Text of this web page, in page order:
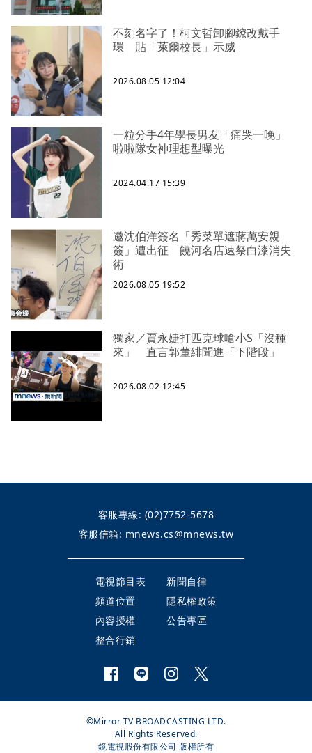
不刻名字了！柯文哲卸腳鐐改戴手
環 貼「萊爾校長」示威
2026.08.05 12:04
一粒分手4年學長男友「痛哭一晚」
啦啦隊女神理想型曝光
2024.04.17 15:39
邀沈伯洋簽名「秀菜單遮蔣萬安親
簽」遭出征 饒河名店速祭白漆消失
術
2026.08.05 19:52
獨家／賈永婕打匹克球嗆小S「沒種
來」 直言郭董緋聞進「下階段」
2026.08.02 12:45
客服專線: (02)7752-5678
客服信箱: mnews.cs@mnews.tw
電視節目表
新聞自律
頻道位置
隱私權政策
內容授權
公告專區
整合行銷
©Mirror TV BROADCASTING LTD.
All Rights Reserved.
鏡電視股份有限公司 版權所有